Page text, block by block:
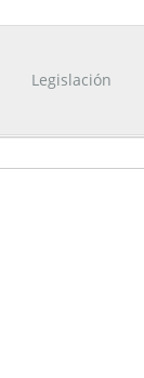
Legislación